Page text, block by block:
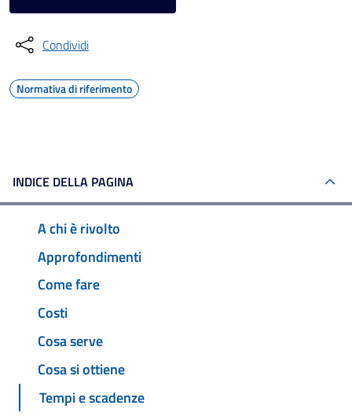
Condividi
Normativa di riferimento
INDICE DELLA PAGINA
A chi è rivolto
Approfondimenti
Come fare
Costi
Cosa serve
Cosa si ottiene
Tempi e scadenze